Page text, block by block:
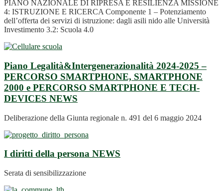
PIANO NAZIONALE DI RIPRESA E RESILIENZA MISSIONE
4: ISTRUZIONE E RICERCA Componente 1 – Potenziamento
dell’offerta dei servizi di istruzione: dagli asili nido alle Università
Investimento 3.2: Scuola 4.0
Piano Legalità&Intergenerazionalità 2024-2025 –
PERCORSO SMARTPHONE, SMARTPHONE
2000 e PERCORSO SMARTPHONE E TECH-
DEVICES NEWS
Deliberazione della Giunta regionale n. 491 del 6 maggio 2024
I diritti della persona NEWS
Serata di sensibilizzazione